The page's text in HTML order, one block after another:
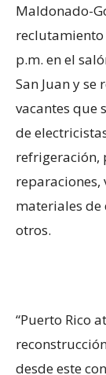
Maldonado-
reclutamiento
p.m. en el
San Juan y
vacantes que
de
refrigeración,
materiales de
otros.
“Puerto Rico
desde este